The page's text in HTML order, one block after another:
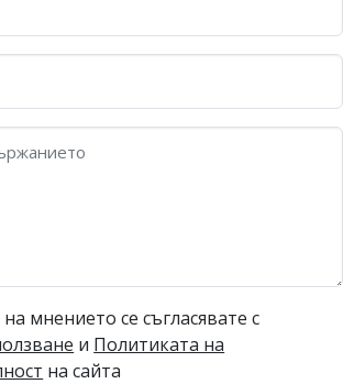
мнението се съгласявате с
и Политиката на
на сайта